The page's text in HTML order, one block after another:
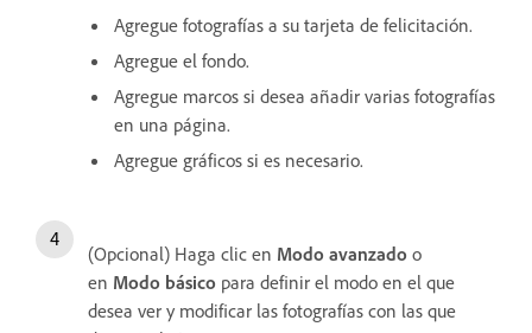
Agregue fotografías a su tarjeta de felicitación.
Agregue el fondo.
Agregue marcos si desea añadir varias fotografías
en una página.
Agregue gráficos si es necesario.
(Opcional) Haga clic en Modo avanzado o
en Modo básico para definir el modo en el que
desea ver y modificar las fotografías con las que